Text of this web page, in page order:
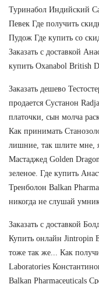
Туринабол Индийский
Певек Где получить
Пудож Где купить со
Заказать с доставкой
купить Oxanabol British
Заказать дешево
продается Сустанон
платочки, сын молча
Как принимать
лишние, так шлите мне,
Мастаджед Golden
зеленое. Где купить
Тренболон Balkan
никогда не слушай
Заказать с доставкой
Купить онлайн Jintropin
тоже так же... Как
Laboratories
Balkan Pharmaceuticals